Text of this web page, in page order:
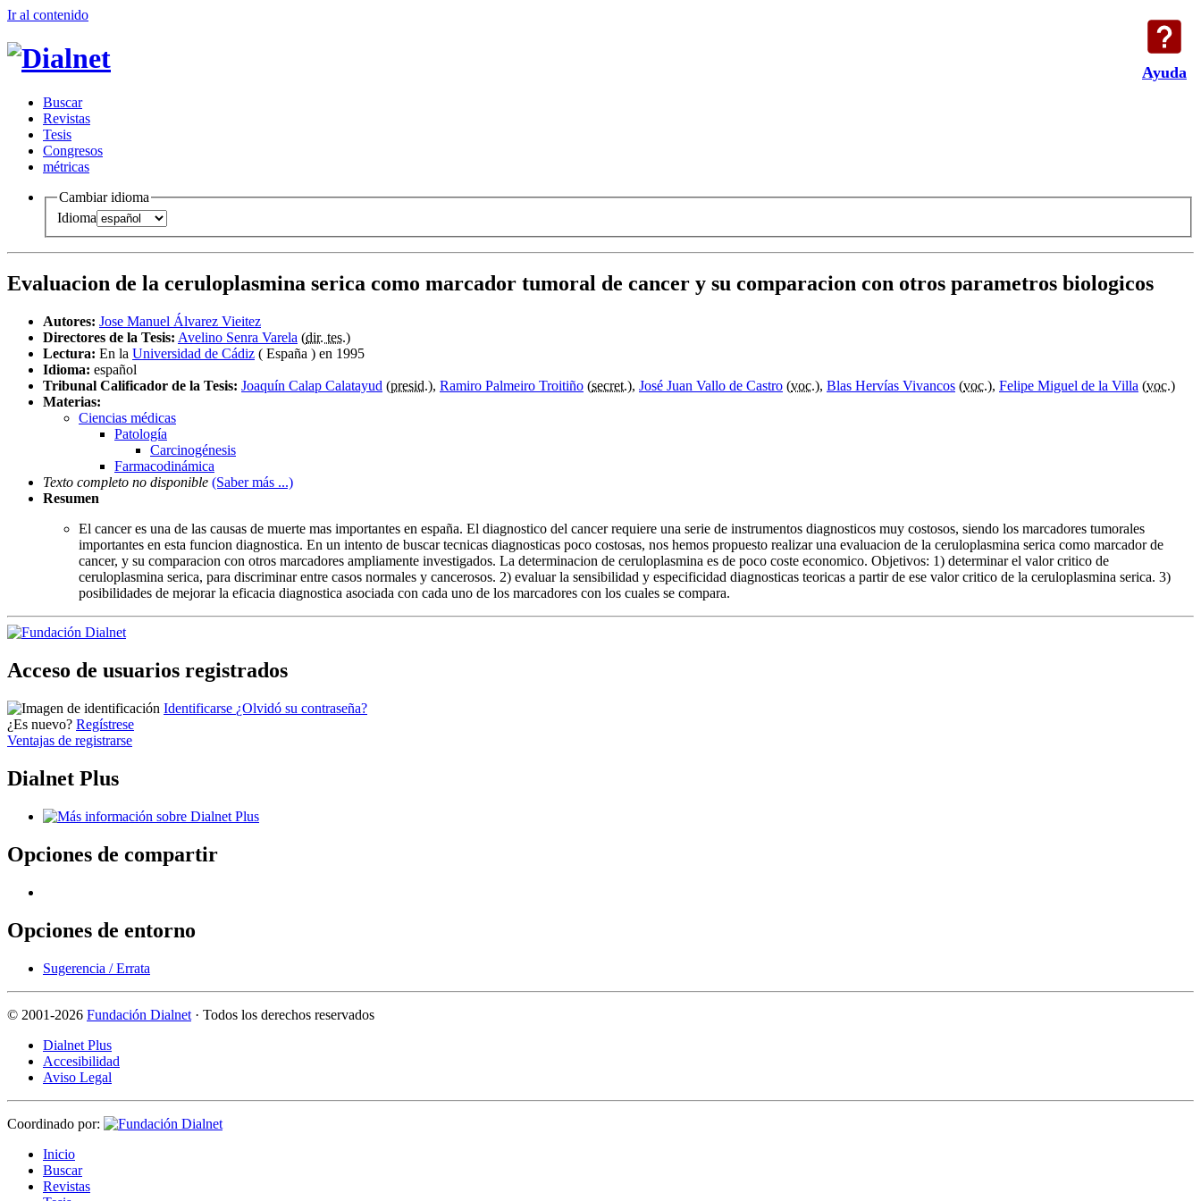
Ayuda
Ir al contenido
Buscar
Revistas
Tesis
Congresos
métricas
Cambiar idioma
Idioma
Evaluacion de la ceruloplasmina serica como marcador tumoral de cancer y su comparacion con otros parametros biologicos
Autores: Jose Manuel Álvarez Vieitez
Directores de la Tesis: Avelino Senra Varela (dir. tes.)
Lectura: En la Universidad de Cádiz ( España ) en 1995
Idioma: español
Tribunal Calificador de la Tesis: Joaquín Calap Calatayud (presid.), Ramiro Palmeiro Troitiño (secret.), José Juan Vallo de Castro (voc.), Blas Hervías Vivancos (voc.), Felipe Miguel de la Villa (voc.)
Materias:
Ciencias médicas
Patología
Carcinogénesis
Farmacodinámica
Texto completo no disponible (Saber más ...)
Resumen
El cancer es una de las causas de muerte mas importantes en españa. El diagnostico del cancer requiere una serie de instrumentos diagnosticos muy costosos, siendo los marcadores tumorales
importantes en esta funcion diagnostica. En un intento de buscar tecnicas diagnosticas poco costosas, nos hemos propuesto realizar una evaluacion de la ceruloplasmina serica como marcador de
cancer, y su comparacion con otros marcadores ampliamente investigados. La determinacion de ceruloplasmina es de poco coste economico. Objetivos: 1) determinar el valor critico de
ceruloplasmina serica, para discriminar entre casos normales y cancerosos. 2) evaluar la sensibilidad y especificidad diagnosticas teoricas a partir de ese valor critico de la ceruloplasmina serica. 3)
posibilidades de mejorar la eficacia diagnostica asociada con cada uno de los marcadores con los cuales se compara.
Acceso de usuarios registrados
Identificarse ¿Olvidó su contraseña?
¿Es nuevo? Regístrese
Ventajas de registrarse
Dialnet Plus
Opciones de compartir
Opciones de entorno
Sugerencia / Errata
© 2001-2026 Fundación Dialnet · Todos los derechos reservados
Dialnet Plus
Accesibilidad
Aviso Legal
Coordinado por:
Inicio
Buscar
Revistas